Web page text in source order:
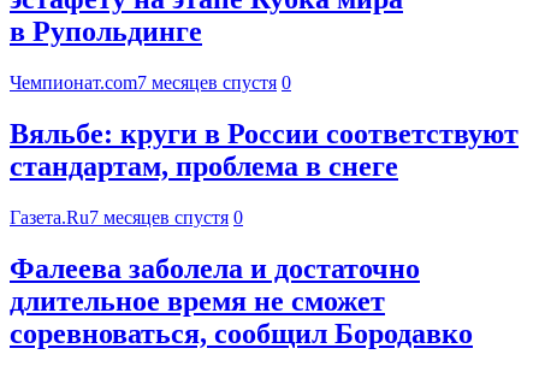
в Рупольдинге
Чемпионат.com7 месяцев спустя 0
Вяльбе: круги в России соответствуют
стандартам, проблема в снеге
Газета.Ru7 месяцев спустя 0
Фалеева заболела и достаточно
длительное время не сможет
соревноваться, сообщил Бородавко